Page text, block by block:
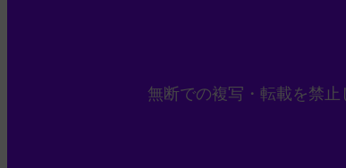
無断での複写・転載を禁